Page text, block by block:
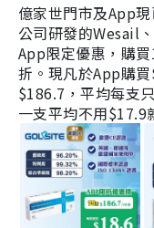
億家世門市及App
公司研發的Wesail
App限定優惠，購
折。現凡於App購
$186.7，平均每支
一支平均不用$17.9